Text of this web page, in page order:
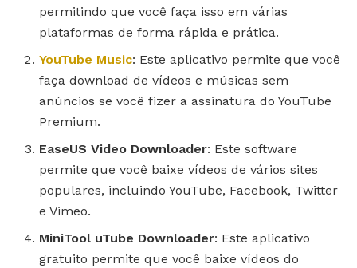
permitindo que você faça isso em várias
plataformas de forma rápida e prática.
YouTube Music: Este aplicativo permite que você
faça download de vídeos e músicas sem
anúncios se você fizer a assinatura do YouTube
Premium.
EaseUS Video Downloader: Este software
permite que você baixe vídeos de vários sites
populares, incluindo YouTube, Facebook, Twitter
e Vimeo.
MiniTool uTube Downloader: Este aplicativo
gratuito permite que você baixe vídeos do